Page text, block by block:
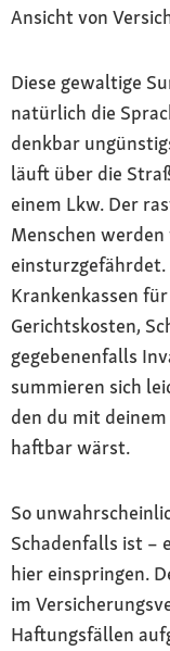
Ansicht von
Diese gewaltige
natürlich die
denkbar
läuft über die
einem Lkw. Der
Menschen
einsturzgefährdet.
Krankenkassen
Gerichtskosten,
gegebenenfalls
summieren sich
den du mit
haftbar wärst.
So
Schadenfalls ist –
hier einspringen.
im
Haftungsfällen